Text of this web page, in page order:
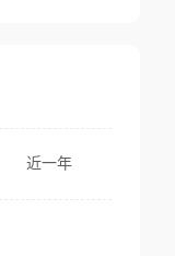
近一年